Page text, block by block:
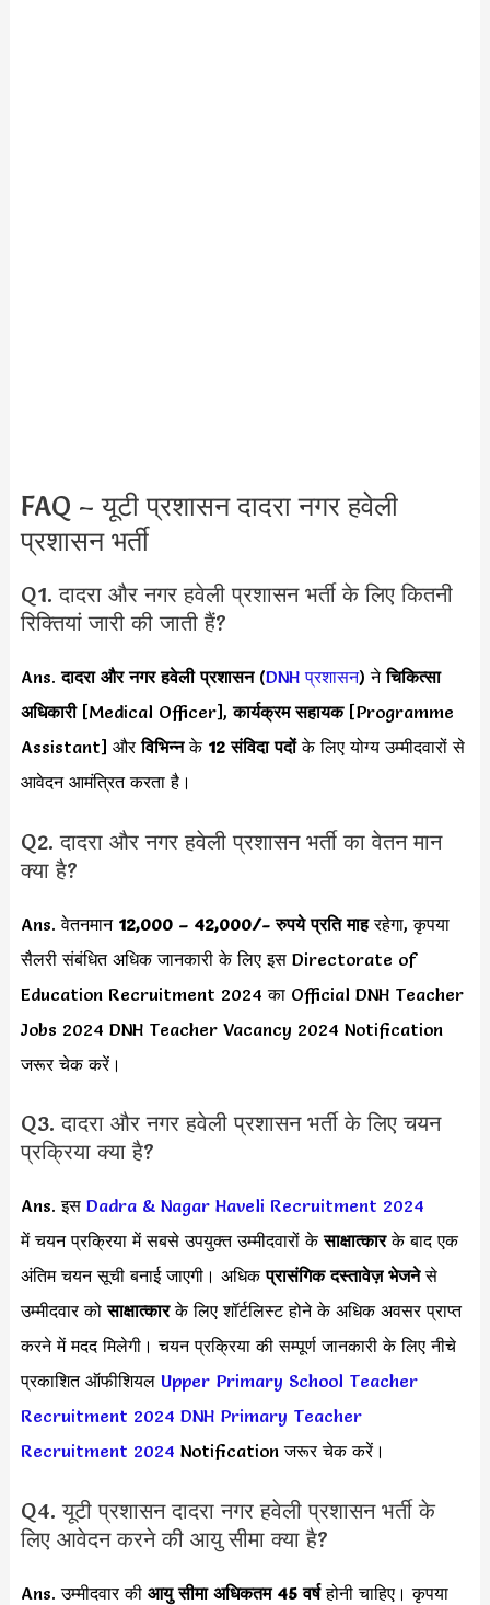
FAQ – यूटी प्रशासन दादरा नगर हवेली
प्रशासन भर्ती
Q1. दादरा और नगर हवेली प्रशासन भर्ती के लिए कितनी
रिक्तियां जारी की जाती हैं?
Ans.दादरा और नगर हवेली प्रशासन(DNH प्रशासन) नेचिकित्सा
अधिकारी[Medical Officer],कार्यक्रम सहायक[Programme
Assistant] औरविभिन्नके 12 संविदा पदोंके लिए योग्य उम्मीदवारों से
आवेदन आमंत्रित करता है।
Q2. दादरा और नगर हवेली प्रशासन भर्ती का वेतन मान
क्या है?
Ans. वेतनमान 12,000 – 42,000/- रुपये प्रति माहरहेगा, कृपया
सैलरी संबंधित अधिक जानकारी के लिए इस Directorate of
Education Recruitment 2024 का Official DNH Teacher
Jobs 2024 DNH Teacher Vacancy 2024 Notification
जरूर चेक करें।
Q3. दादरा और नगर हवेली प्रशासन भर्ती के लिए चयन
प्रक्रिया क्या है?
Ans. इस Dadra & Nagar Haveli Recruitment 2024
में चयन प्रक्रिया में सबसे उपयुक्त उम्मीदवारों केसाक्षात्कारके बाद एक
अंतिम चयन सूची बनाई जाएगी। अधिकप्रासंगिक दस्तावेज़ भेजनेसे
उम्मीदवार कोसाक्षात्कारके लिए शॉर्टलिस्ट होने के अधिक अवसर प्राप्त
करने में मदद मिलेगी। चयन प्रक्रिया की सम्पूर्ण जानकारी के लिए नीचे
प्रकाशित ऑफीशियल Upper Primary School Teacher
Recruitment 2024 DNH Primary Teacher
Recruitment 2024 Notification जरूर चेक करें।
Q4. यूटी प्रशासन दादरा नगर हवेली प्रशासन भर्ती के
लिए आवेदन करने की आयु सीमा क्या है?
Ans. उम्मीदवार की आयु सीमा अधिकतम 45 वर्षहोनी चाहिए। कृपया